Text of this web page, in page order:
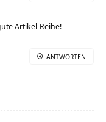
Artikel-Reihe!
ANTWORTEN